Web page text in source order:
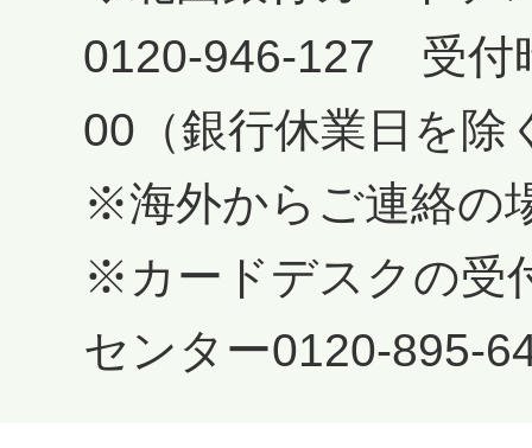
0120-946-127 受付
00（銀行休業日を除
※海外からご連絡の
※カードデスクの受
センター0120-895-